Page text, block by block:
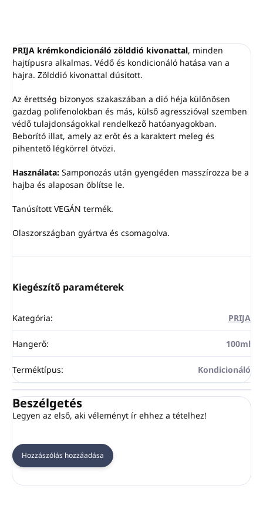
Ez a kozmetikai termék 100%-
ban Olaszországban készült
PRIJA krémkondicionáló zölddió kivonattal, minden
hajtípusra alkalmas. Védő és kondicionáló hatása van a
hajra. Zölddió kivonattal dúsított.
Az érettség bizonyos szakaszában a dió héja különösen
gazdag polifenolokban és más, külső agresszióval szemben
védő tulajdonságokkal rendelkező hatóanyagokban.
Beborító illat, amely az erőt és a karaktert meleg és
pihentető légkörrel ötvözi.
Használata: Samponozás után gyengéden masszírozza be a
hajba és alaposan öblítse le.
Tanúsított VEGÁN termék.
Olaszországban gyártva és csomagolva.
Kiegészítő paraméterek
Kategória: PRIJA
Hangerő: 100ml
Terméktípus: Kondicionáló
Beszélgetés
Legyen az első, aki véleményt ír ehhez a tételhez!
Hozzászólás hozzáadása